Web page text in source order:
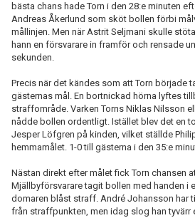
bästa chans hade Torn i den 28:e minuten
Andreas Åkerlund som sköt bollen förbi
mållinjen. Men när Astrit Seljmani skulle
hann en försvarare in framför och rensade
sekunden.
Precis när det kändes som att Torn började
gästernas mål. En bortnickad hörna lyftes
straffområde. Varken Torns Niklas Nilsson
nådde bollen ordentligt. Istället blev det en
Jesper Löfgren på kinden, vilket ställde
hemmamålet. 1-0 till gästerna i den 35:e
Nästan direkt efter målet fick Torn chansen
Mjällbyförsvarare tagit bollen med handen i
domaren blåst straff. André Johansson har
från straffpunkten, men idag slog han